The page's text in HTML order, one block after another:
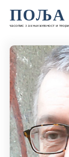
ПОЉА
часопис за књижевност и